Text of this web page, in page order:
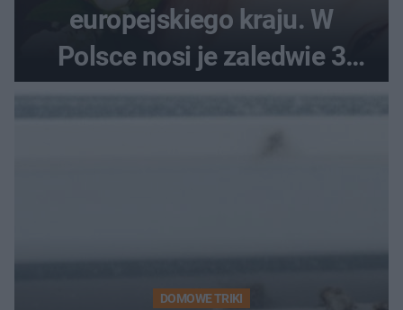
europejskiego kraju. W
Polsce nosi je zaledwie 3
DOMOWE TRIKI